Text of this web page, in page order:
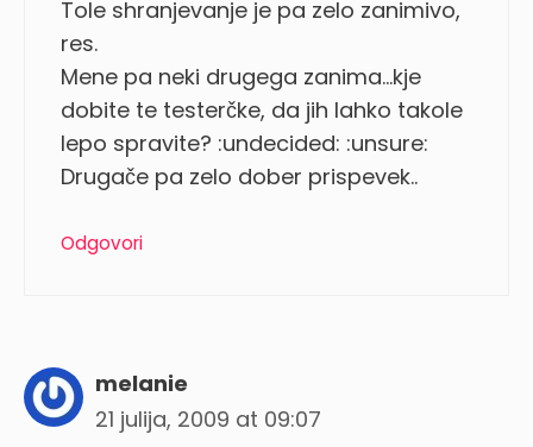
Tole shranjevanje je pa zelo zanimivo,
res.
Mene pa neki drugega zanima…kje
dobite te testerčke, da jih lahko takole
lepo spravite? :undecided: :unsure:
Drugače pa zelo dober prispevek..
Odgovori
melanie
21 julija, 2009 at 09:07